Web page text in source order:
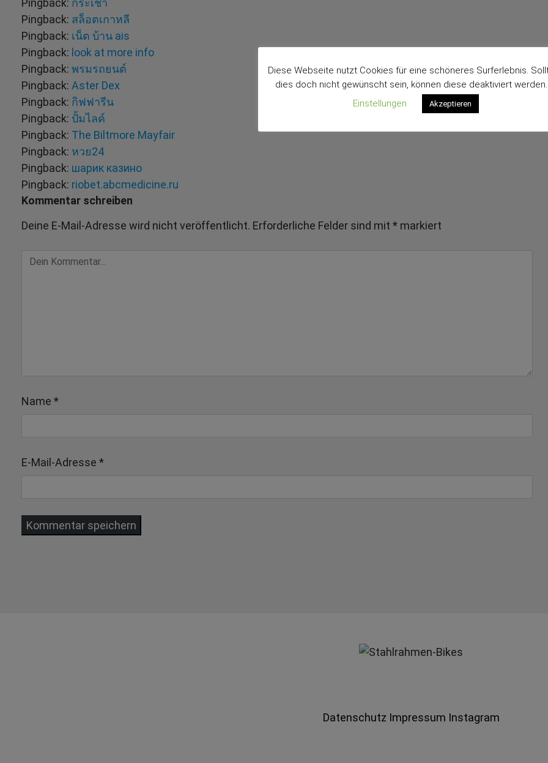
Pingback: กระเช้า
Pingback: สล็อตเกาหลี
Pingback: เน็ต บ้าน ais
Pingback: look at more info
Pingback: พรมรถยนต์
Pingback: Aster Dex
Pingback: กิฟฟารีน
Pingback: ปั้มไลค์
Pingback: The Biltmore Mayfair
Pingback: หวย24
Pingback: шарик казино
Pingback: riobet.abcmedicine.ru
Kommentar schreiben
Deine E-Mail-Adresse wird nicht veröffentlicht. Erforderliche Felder sind mit * markiert
Name *
E-Mail-Adresse *
Datenschutz Impressum Instagram
Diese Webseite nutzt Cookies für eine schöneres Surferlebnis.
dies doch nicht gewünscht sein, können diese deaktiviert werden.
Einstellungen
Akzeptieren